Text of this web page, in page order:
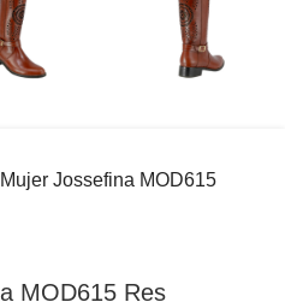
Jossefina MOD615
MOD615 Res